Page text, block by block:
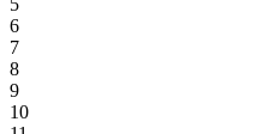
6
7
8
9
10